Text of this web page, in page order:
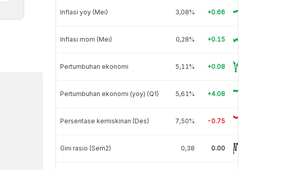
Inflasi yoy (Mei) 3,08% +0.66
Inflasi mom (Mei) 0,28% +0.15
Pertumbuhan ekonomi 5,11% +0.08
Pertumbuhan ekonomi (yoy) (Q1) 5,61% +4.08
Persentase kemiskinan (Des) 7,50% -0.75
Gini rasio (Sem2) 0,38 0.00